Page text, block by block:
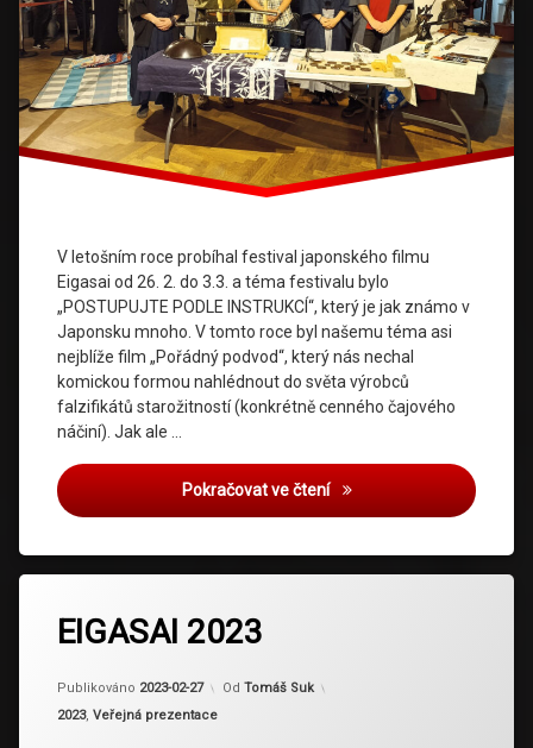
V letošním roce probíhal festival japonského filmu
Eigasai od 26. 2. do 3.3. a téma festivalu bylo
„POSTUPUJTE PODLE INSTRUKCÍ“, který je jak známo v
Japonsku mnoho. V tomto roce byl našemu téma asi
nejblíže film „Pořádný podvod“, který nás nechal
komickou formou nahlédnout do světa výrobců
falzifikátů starožitností (konkrétně cenného čajového
náčiní). Jak ale …
Pokračovat ve čteníEigasai 2024 – výstavní
EIGASAI 2023
Publikováno 2023-02-27
Aktualizováno
Od Tomáš Suk
Kategorie:
2023, Veřejná prezentace
Eigasai